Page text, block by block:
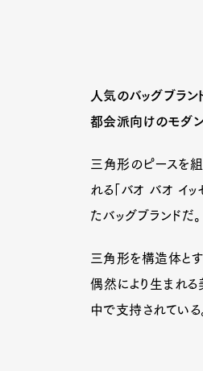
人気のバッグブラン
都会派向けのモダン
三角形のピースを
れる「バオ バオ イ
たバッグブランドだ。
三角形を構造体と
偶然により生まれる
中で支持されている